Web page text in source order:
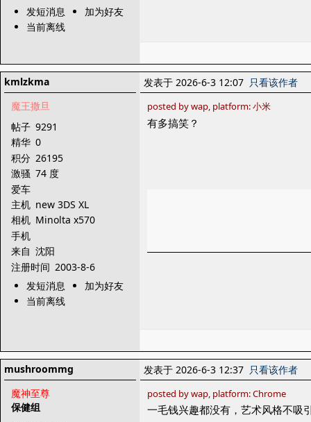
发短消息
加为好友
当前离线
kmlzkma
魔王撒旦
帖子 9291
精华 0
积分 26195
激骚 74 度
爱车
主机 new 3DS XL
相机 Minolta x570
手机
来自 沈阳
注册时间 2003-8-6
发短消息
加为好友
当前离线
发表于 2026-6-3 12:07 只看该作者
posted by wap, platform: 小米
有多搞笑？
mushroommg
魔神至尊
保健组
发表于 2026-6-3 12:37 只看该作者
posted by wap, platform: Chrome
一毛钱兴趣都没有，艺术风格不吸